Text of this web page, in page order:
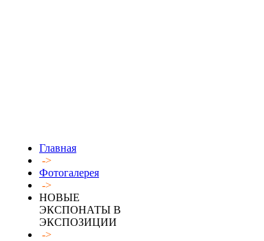
Главная
->
Фотогалерея
->
НОВЫЕ
ЭКСПОНАТЫ В
ЭКСПОЗИЦИИ
->